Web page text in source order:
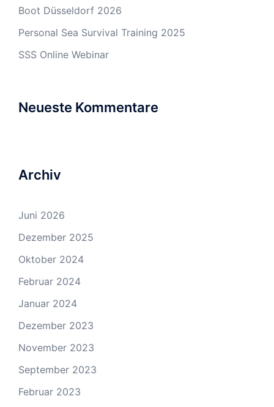
Boot Düsseldorf 2026
Personal Sea Survival Training 2025
SSS Online Webinar
Neueste Kommentare
Archiv
Juni 2026
Dezember 2025
Oktober 2024
Februar 2024
Januar 2024
Dezember 2023
November 2023
September 2023
Februar 2023